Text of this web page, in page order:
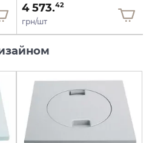
4 573.42
грн/шт